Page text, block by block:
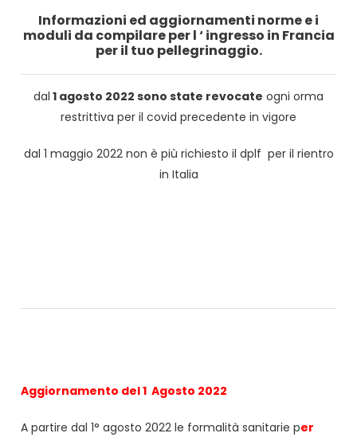
Informazioni ed aggiornamenti norme e i
moduli da compilare per l ‘ ingresso in Francia
per il tuo pellegrinaggio.
dal 1 agosto 2022 sono state revocate ogni orma
restrittiva per il covid precedente in vigore
dal 1 maggio 2022 non è più richiesto il dplf per il rientro
in Italia
Aggiornamento del 1 Agosto 2022
A partire dal 1° agosto 2022 le formalità sanitarie per